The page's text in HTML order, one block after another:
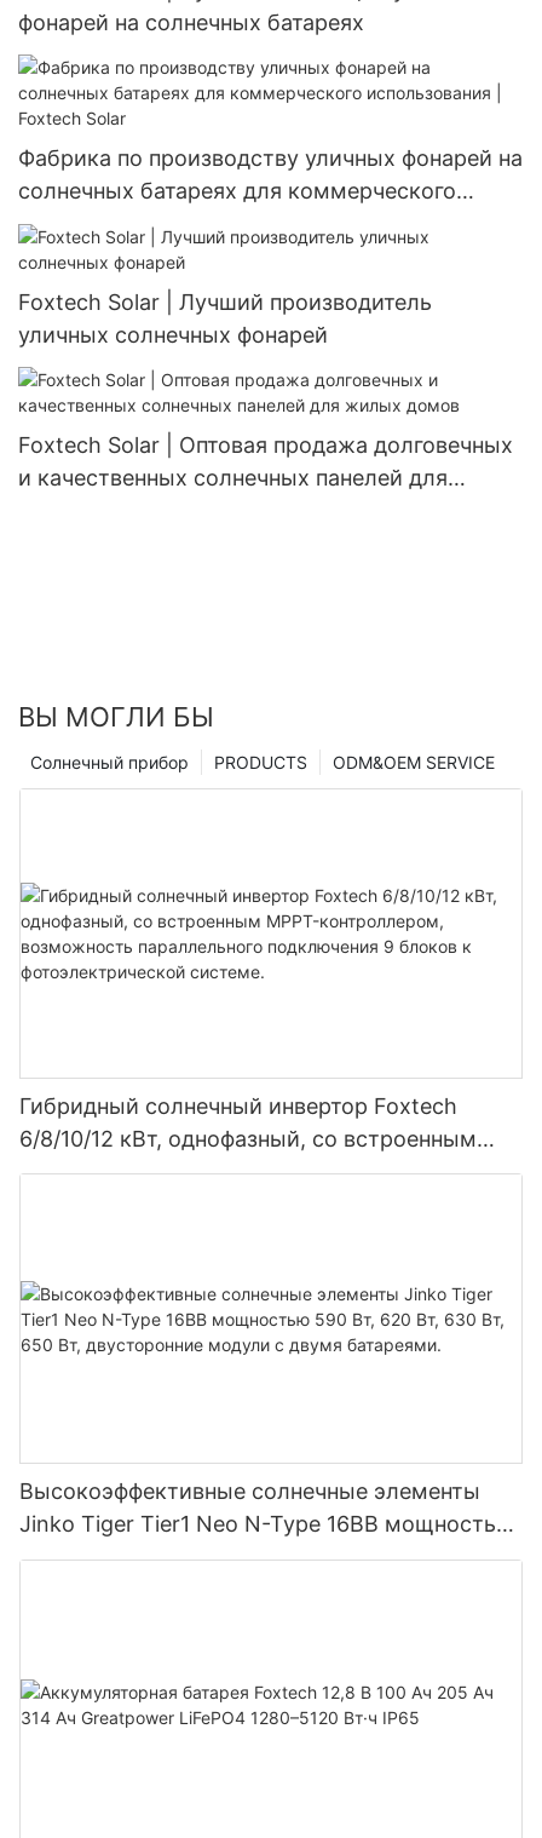
фонарей на солнечных батареях
Фабрика по производству уличных фонарей на
солнечных батареях для коммерческого
использования | Foxtech Solar
Foxtech Solar | Лучший производитель
уличных солнечных фонарей
Foxtech Solar | Оптовая продажа долговечных
и качественных солнечных панелей для
ВЫ МОГЛИ БЫ
ODM&OEM SERVICE
PRODUCTS
Солнечный прибор
Гибридный солнечный инвертор Foxtech
6/8/10/12 кВт, однофазный, со встроенным
MPPT-контроллером, возможность
Высокоэффективные солнечные элементы
Jinko Tiger Tier1 Neo N-Type 16BB мощностью
590 Вт, 620 Вт, 630 Вт, 650 Вт, двусторонние